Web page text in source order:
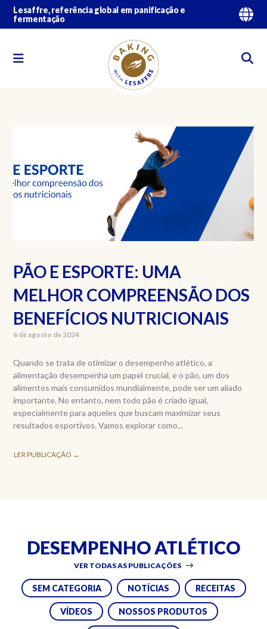
Lesaffre, referência global em panificação e
fermentação
PÃO E ESPORTE: UMA
MELHOR COMPREENSÃO DOS
BENEFÍCIOS NUTRICIONAIS
6 de agosto de 2024
Quando se trata de otimizar o desempenho atlético, a
alimentação desempenha um papel crucial, e o pão, um dos
alimentos mais consumidos mundialmente, pode ser um aliado
importante. No entanto, nem todo pão é criado igual,
especialmente para aqueles que buscam maximizar seus
resultados esportivos. Vamos explorar como...
LER PUBLICAÇÃO →
DESEMPENHO ATLÉTICO
VER TODAS AS PUBLICAÇÕES
SEM CATEGORIA NOTÍCIAS RECEITAS
VÍDEOS NOSSOS PRODUTOS